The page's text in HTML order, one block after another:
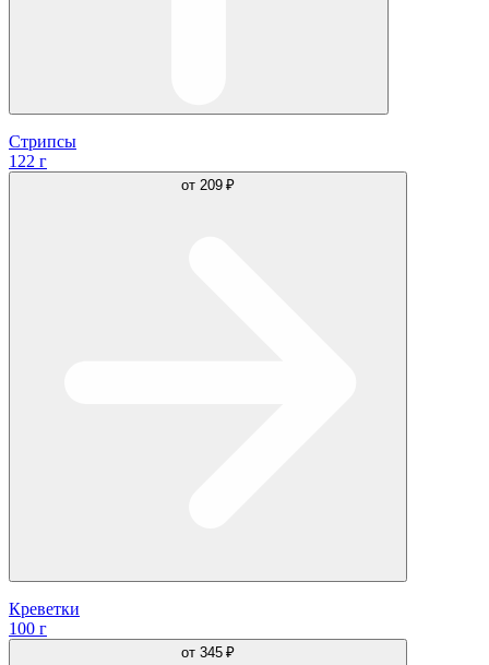
Стрипсы
122 г
от 209 ₽
Креветки
100 г
от 345 ₽